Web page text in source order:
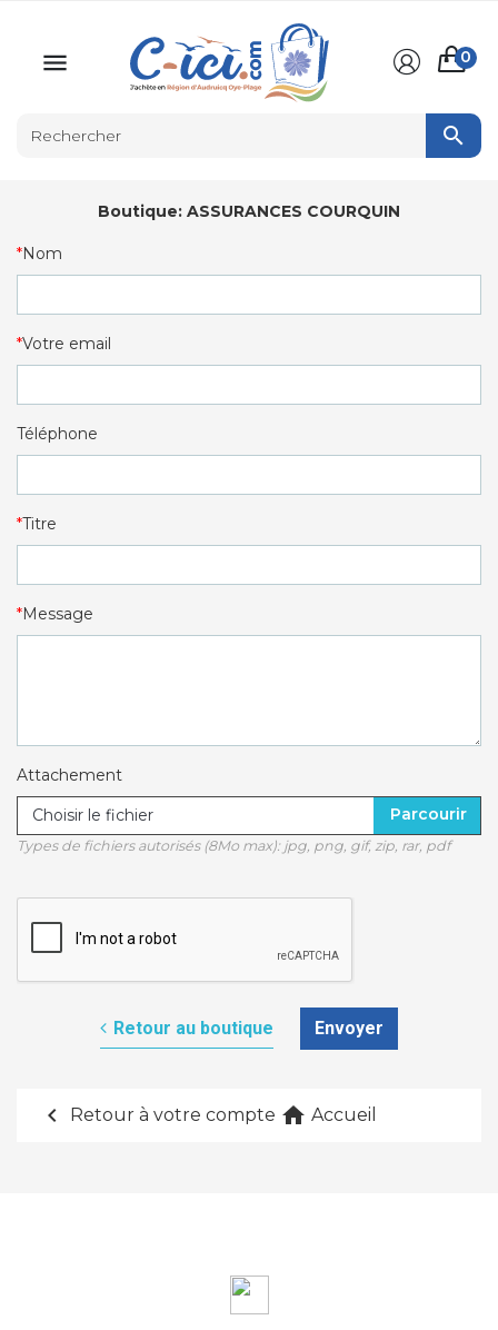
 0

Boutique: ASSURANCES COURQUIN
Nom
Votre email
Téléphone
Titre
Message
Attachement
Choisir le fichier
Types de fichiers autorisés (8Mo max): jpg, png, gif, zip, rar, pdf
Retour au boutique Envoyer
chevron_left Retour à votre compte home Accueil